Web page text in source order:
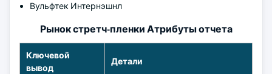
Вульфтек Интернэшнл
Рынок стретч-пленки Атрибуты отчета
Ключевой
вывод
Детали